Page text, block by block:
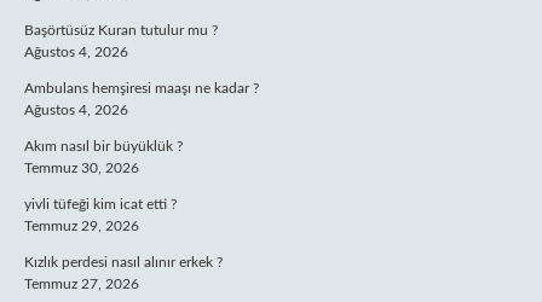
Başörtüsüz Kuran tutulur mu ?
Ağustos 4, 2026
Ambulans hemşiresi maaşı ne kadar ?
Ağustos 4, 2026
Akım nasıl bir büyüklük ?
Temmuz 30, 2026
yivli tüfeği kim icat etti ?
Temmuz 29, 2026
Kızlık perdesi nasıl alınır erkek ?
Temmuz 27, 2026